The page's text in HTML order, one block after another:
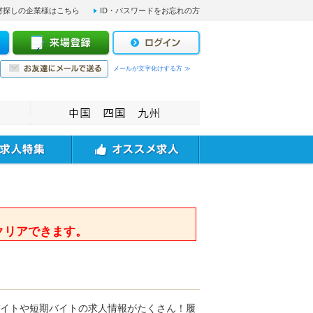
探しの企業様はこちら ID・パスワードをお忘れの方
メールが文字化けする方 ≫
アできます。
トや短期バイトの求人情報がたくさん！履